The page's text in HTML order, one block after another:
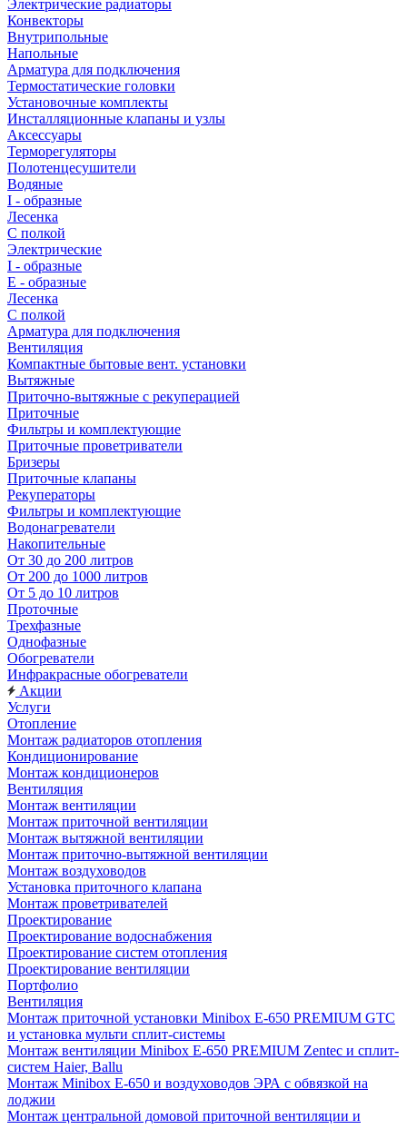
Электрические радиаторы
Конвекторы
Внутрипольные
Напольные
Арматура для подключения
Термостатические головки
Установочные комплекты
Инсталляционные клапаны и узлы
Аксессуары
Терморегуляторы
Полотенцесушители
Водяные
I - образные
Лесенка
С полкой
Электрические
I - образные
E - образные
Лесенка
С полкой
Арматура для подключения
Вентиляция
Компактные бытовые вент. установки
Вытяжные
Приточно-вытяжные с рекуперацией
Приточные
Фильтры и комплектующие
Приточные проветриватели
Бризеры
Приточные клапаны
Рекуператоры
Фильтры и комплектующие
Водонагреватели
Накопительные
От 30 до 200 литров
От 200 до 1000 литров
От 5 до 10 литров
Проточные
Трехфазные
Однофазные
Обогреватели
Инфракрасные обогреватели
Акции
Услуги
Отопление
Монтаж радиаторов отопления
Кондиционирование
Монтаж кондиционеров
Вентиляция
Монтаж вентиляции
Монтаж приточной вентиляции
Монтаж вытяжной вентиляции
Монтаж приточно-вытяжной вентиляции
Монтаж воздуховодов
Установка приточного клапана
Монтаж проветривателей
Проектирование
Проектирование водоснабжения
Проектирование систем отопления
Проектирование вентиляции
Портфолио
Вентиляция
Монтаж приточной установки Minibox E-650 PREMIUM GTC
и установка мульти сплит-системы
Монтаж вентиляции Minibox E-650 PREMIUM Zentec и сплит-
систем Haier, Ballu
Монтаж Minibox E-650 и воздуховодов ЭРА с обвязкой на
лоджии
Монтаж центральной домовой приточной вентиляции и